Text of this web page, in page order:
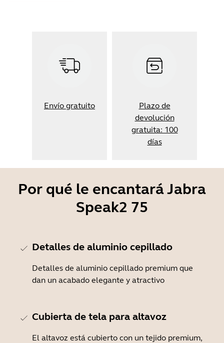
Envío gratuito
Plazo de
devolución
gratuita: 100
días
Por qué le encantará Jabra
Speak2 75
Detalles de aluminio cepillado
Detalles de aluminio cepillado premium que
dan un acabado elegante y atractivo
Cubierta de tela para altavoz
El altavoz está cubierto con un tejido premium,